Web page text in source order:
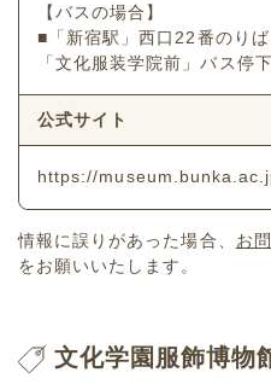
【バスの場合】
■「新宿駅」西口22番のり
「文化服装学院前」バス停
公式サイト
https://
情報に誤りがあった場合、 お
をお願いいたします。
文化学園服飾博物